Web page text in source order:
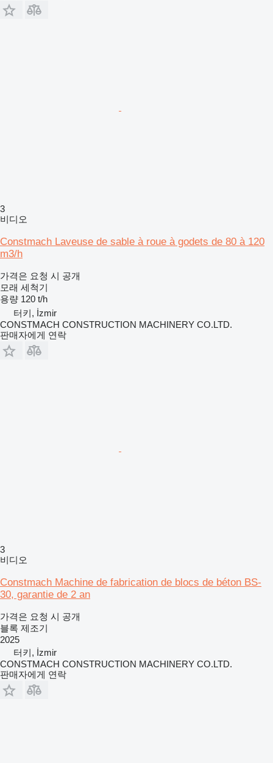
3
비디오
Constmach Laveuse de sable à roue à godets de 80 à 120
m3/h
가격은 요청 시 공개
모래 세척기
용량 120 t/h
터키, İzmir
CONSTMACH CONSTRUCTION MACHINERY CO.LTD.
판매자에게 연락
3
비디오
Constmach Machine de fabrication de blocs de béton BS-
30, garantie de 2 an
가격은 요청 시 공개
블록 제조기
2025
터키, İzmir
CONSTMACH CONSTRUCTION MACHINERY CO.LTD.
판매자에게 연락